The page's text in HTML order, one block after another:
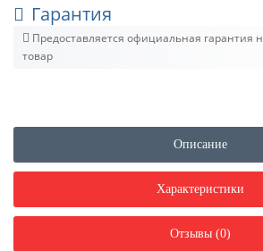
Гарантия
Предоставляется официальная гарантия
товар
Описание
Характеристики
Отзывы (0)